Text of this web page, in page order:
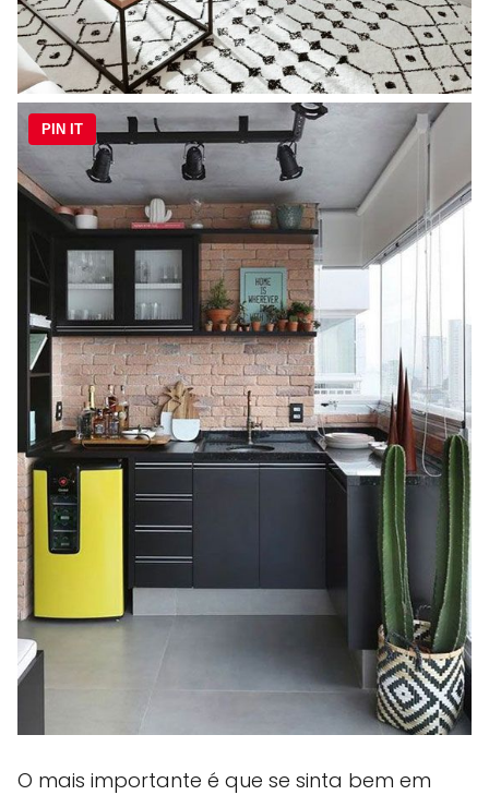
PIN IT
O mais importante é que se sinta bem em